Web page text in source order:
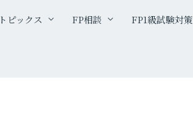
トピックス FP相談 FP1級試験対策